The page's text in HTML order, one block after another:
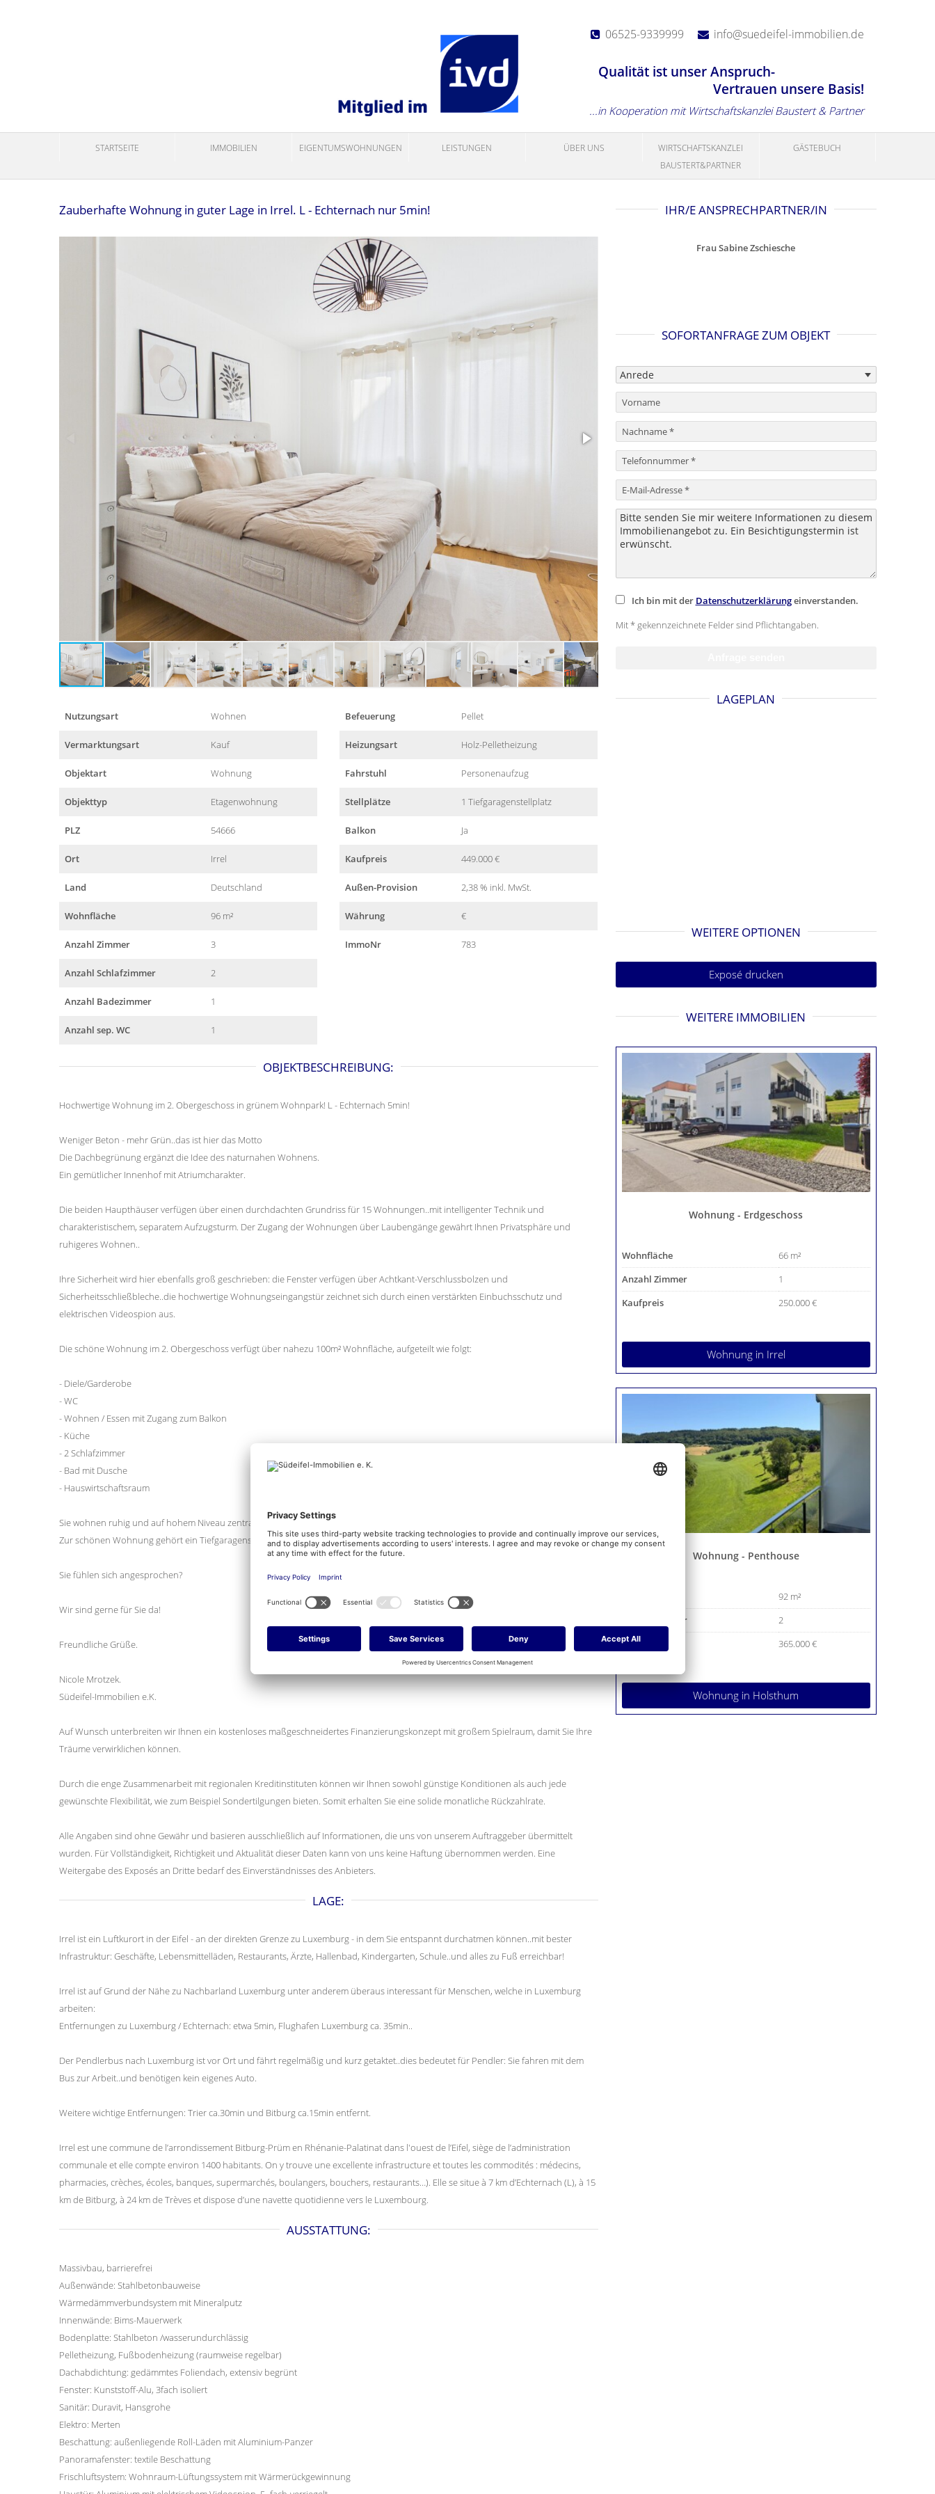
06525-9339999 info@suedeifel-immobilien.de
Qualität ist unser Anspruch-
Vertrauen unsere Basis!
...in Kooperation mit Wirtschaftskanzlei Baustert & Partner
STARTSEITE IMMOBILIEN EIGENTUMSWOHNUNGEN LEISTUNGEN ÜBER UNS
WIRTSCHAFTSKANZLEI
BAUSTERT&PARTNER
GÄSTEBUCH
Zauberhafte Wohnung in guter Lage in Irrel. L - Echternach nur 5min!
Nutzungsart Wohnen
Vermarktungsart Kauf
Objektart Wohnung
Objekttyp Etagenwohnung
PLZ 54666
Ort Irrel
Land Deutschland
Wohnfläche 96 m²
Anzahl Zimmer 3
Anzahl Schlafzimmer 2
Anzahl Badezimmer 1
Anzahl sep. WC 1
Befeuerung Pellet
Heizungsart Holz-Pelletheizung
Fahrstuhl Personenaufzug
Stellplätze 1 Tiefgaragenstellplatz
Balkon Ja
Kaufpreis 449.000 €
Außen-Provision 2,38 % inkl. MwSt.
Währung €
ImmoNr 783
OBJEKTBESCHREIBUNG:
Hochwertige Wohnung im 2. Obergeschoss in grünem Wohnpark! L - Echternach 5min!
Weniger Beton - mehr Grün..das ist hier das Motto
Die Dachbegrünung ergänzt die Idee des naturnahen Wohnens.
Ein gemütlicher Innenhof mit Atriumcharakter.
Die beiden Haupthäuser verfügen über einen durchdachten Grundriss für 15 Wohnungen..mit intelligenter Technik und
charakteristischem, separatem Aufzugsturm. Der Zugang der Wohnungen über Laubengänge gewährt Ihnen Privatsphäre und
ruhigeres Wohnen..
Ihre Sicherheit wird hier ebenfalls groß geschrieben: die Fenster verfügen über Achtkant-Verschlussbolzen und
Sicherheitsschließbleche..die hochwertige Wohnungseingangstür zeichnet sich durch einen verstärkten Einbuchsschutz und
elektrischen Videospion aus.
Die schöne Wohnung im 2. Obergeschoss verfügt über nahezu 100m² Wohnfläche, aufgeteilt wie folgt:
- Diele/Garderobe
- WC
- Wohnen / Essen mit Zugang zum Balkon
- Küche
- 2 Schlafzimmer
- Bad mit Dusche
- Hauswirtschaftsraum
Sie wohnen ruhig und auf hohem Niveau zentral und in landschaftlich attraktiver Umgebung!
Zur schönen Wohnung gehört ein Tiefgaragenstellplatz.
Sie fühlen sich angesprochen?
Wir sind gerne für Sie da!
Freundliche Grüße.
Nicole Mrotzek.
Südeifel-Immobilien e.K.
Auf Wunsch unterbreiten wir Ihnen ein kostenloses maßgeschneidertes Finanzierungskonzept mit großem Spielraum, damit Sie Ihre
Träume verwirklichen können.
Durch die enge Zusammenarbeit mit regionalen Kreditinstituten können wir Ihnen sowohl günstige Konditionen als auch jede
gewünschte Flexibilität, wie zum Beispiel Sondertilgungen bieten. Somit erhalten Sie eine solide monatliche Rückzahlrate.
Alle Angaben sind ohne Gewähr und basieren ausschließlich auf Informationen, die uns von unserem Auftraggeber übermittelt
wurden. Für Vollständigkeit, Richtigkeit und Aktualität dieser Daten kann von uns keine Haftung übernommen werden. Eine
Weitergabe des Exposés an Dritte bedarf des Einverständnisses des Anbieters.
LAGE:
Irrel ist ein Luftkurort in der Eifel - an der direkten Grenze zu Luxemburg - in dem Sie entspannt durchatmen können..mit bester
Infrastruktur: Geschäfte, Lebensmittelläden, Restaurants, Ärzte, Hallenbad, Kindergarten, Schule..und alles zu Fuß erreichbar!
Irrel ist auf Grund der Nähe zu Nachbarland Luxemburg unter anderem überaus interessant für Menschen, welche in Luxemburg
arbeiten:
Entfernungen zu Luxemburg / Echternach: etwa 5min, Flughafen Luxemburg ca. 35min..
Der Pendlerbus nach Luxemburg ist vor Ort und fährt regelmäßig und kurz getaktet..dies bedeutet für Pendler: Sie fahren mit dem
Bus zur Arbeit..und benötigen kein eigenes Auto.
Weitere wichtige Entfernungen: Trier ca.30min und Bitburg ca.15min entfernt.
Irrel est une commune de l’arrondissement Bitburg-Prüm en Rhénanie-Palatinat dans l'ouest de l’Eifel, siège de l’administration
communale et elle compte environ 1400 habitants. On y trouve une excellente infrastructure et toutes les commodités : médecins,
pharmacies, crèches, écoles, banques, supermarchés, boulangers, bouchers, restaurants…). Elle se situe à 7 km d’Echternach (L), à 15
km de Bitburg, à 24 km de Trèves et dispose d’une navette quotidienne vers le Luxembourg.
AUSSTATTUNG:
Massivbau, barrierefrei
Außenwände: Stahlbetonbauweise
Wärmedämmverbundsystem mit Mineralputz
Innenwände: Bims-Mauerwerk
Bodenplatte: Stahlbeton /wasserundurchlässig
Pelletheizung, Fußbodenheizung (raumweise regelbar)
Dachabdichtung: gedämmtes Foliendach, extensiv begrünt
Fenster: Kunststoff-Alu, 3fach isoliert
Sanitär: Duravit, Hansgrohe
Elektro: Merten
Beschattung: außenliegende Roll-Läden mit Aluminium-Panzer
Panoramafenster: textile Beschattung
Frischluftsystem: Wohnraum-Lüftungssystem mit Wärmerückgewinnung
IHR/E ANSPRECHPARTNER/IN
Frau Sabine Zschiesche
SOFORTANFRAGE ZUM OBJEKT
Ich bin mit der Datenschutzerklärungeinverstanden.
Mit * gekennzeichnete Felder sind Pflichtangaben.
LAGEPLAN
WEITERE OPTIONEN
Exposé drucken
WEITERE IMMOBILIEN
Wohnung - Erdgeschoss
Wohnfläche
66 m²
Anzahl Zimmer
1
Kaufpreis
250.000 €
Wohnung in Irrel
Wohnung - Penthouse
92 m²
Anzahl Zimmer
2
Kaufpreis
365.000 €
Wohnung in Holsthum